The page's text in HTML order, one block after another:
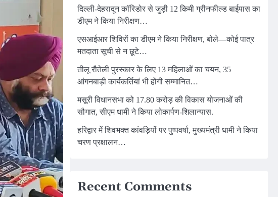
दिल्ली-देहरादून कॉरिडोर से जुड़ी 12 किमी ग्रीनफील्ड बाईपास का
डीएम ने किया निरीक्षण…
एसआईआर शिविरों का डीएम ने किया निरीक्षण, बोले—कोई पात्र
मतदाता सूची से न छूटे…
तीलू रौतेली पुरस्कार के लिए 13 महिलाओं का चयन, 35
आंगनबाड़ी कार्यकर्तियां भी होंगी सम्मानित…
मसूरी विधानसभा को 17.80 करोड़ की विकास योजनाओं की
सौगात, सीएम धामी ने किया लोकार्पण-शिलान्यास.
हरिद्वार में शिवभक्त कांवड़ियों पर पुष्पवर्षा, मुख्यमंत्री धामी ने किया
चरण प्रक्षालन…
Recent Comments